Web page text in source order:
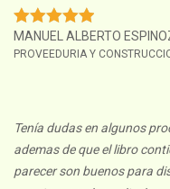
MANUEL ALBERTO
PROVEEDURIA Y
Tenía dudas en algunos
ademas de que el libro
parecer son buenos para